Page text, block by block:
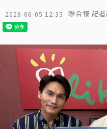
2026-06-05 12:35 聯合報 記